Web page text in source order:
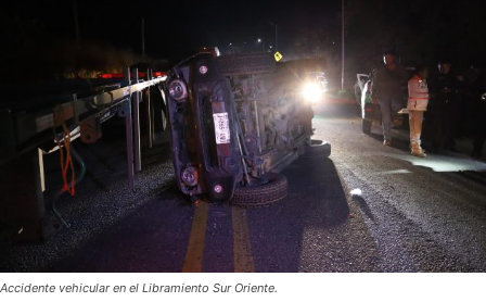
Accidente vehicular en el Libramiento Sur Oriente.